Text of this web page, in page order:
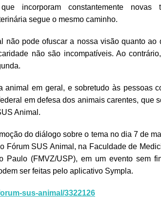
incorporam constantemente novas
segue o mesmo caminho.
não pode ofuscar a nossa visão quanto ao
não são incompatíveis. Ao
animal em geral, e sobretudo às pessoas
em defesa dos animais carentes, que
Animal.
do diálogo sobre o tema no dia 7 de
Fórum SUS Animal, na Faculdade de
Paulo (FMVZ/USP), em um evento sem
ser feitas pelo aplicativo Sympla.
sus-animal/3322126